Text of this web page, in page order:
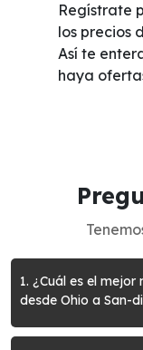
Regístrate
los precios
Así te
haya
1. ¿Cuál es el
desde Ohio a San-